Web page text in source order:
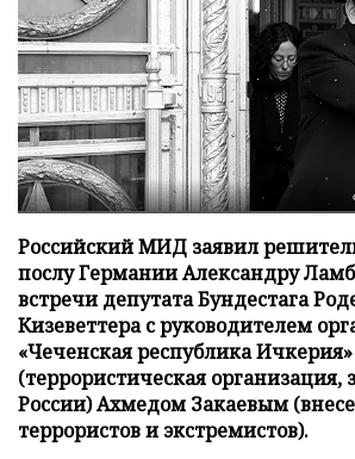
Российский МИД заявил
послу Германии Александру
встречи депутата Бундестага
Кизеветтера с руководителем
«Чеченская республика Ичкерия»
(террористическая организация,
России) Ахмедом Закаевым
террористов и экстремистов).